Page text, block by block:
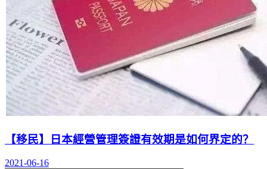
【移民】日本經營管理簽證有效期是如何界定的？
2021-06-16